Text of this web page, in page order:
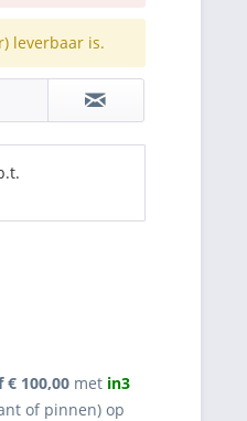
leverbaar is.
€ 100,00 met in3
of pinnen) op